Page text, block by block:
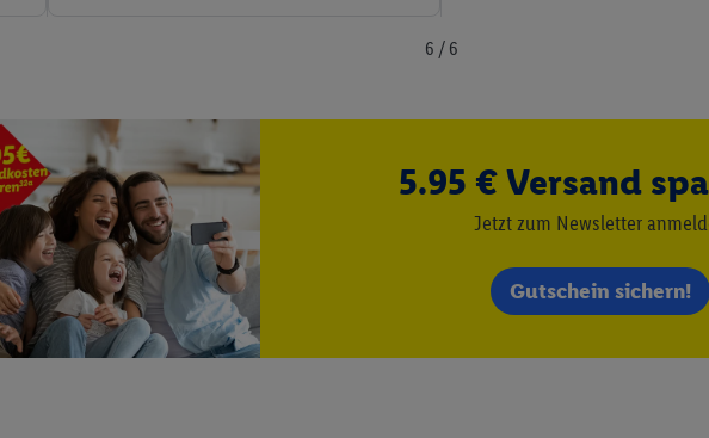
6 / 6
5.95 € Versand
Jetzt zum Newsletter
Gutschein sichern!
Verantwortlichkeit mit einem der oben genannten Partner verwendet werden, um daraus eine
zu erstellen (die sogenannte EUID), die wir sodann ähnlich wie die sogleich beschriebene Utiq-
können, um Sie in von Dritten betriebenen Diensten zu erkennen und Ihnen personalisierte
Hierzu wird von uns und einem der anderen oben genannten Partner auch Ihre in einen Hashwert
Adresse in gemeinsamer Verantwortlichkeit verarbeitet.
Zudem erlauben Sie uns, der Utiq SA/NV („Utiq“) und Ihrem
Telekommunikationsnetzbetreiber
,
den Lidl-Diensten einzusetzen. Utiq prüft zunächst anhand Ihrer IP-Adresse, ob die Technologie
Wenn das der Fall ist, gibt Utiq Ihre IP-Adresse an Ihren Netzbetreiber weiter, der anhand der IP-
Kundenkonto-Referenz, wie z.B. Ihrer Mobilfunknummer, eine Kennung für Utiq erstellt. Wir